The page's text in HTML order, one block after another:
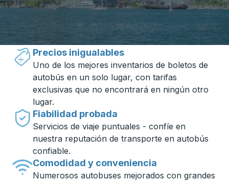
Viajar hecho simple con Trailways
Precios inigualables
Uno de los mejores inventarios de boletos de
autobús en un solo lugar, con tarifas
exclusivas que no encontrará en ningún otro
lugar.
Fiabilidad probada
Servicios de viaje puntuales - confíe en
nuestra reputación de transporte en autobús
confiable.
Comodidad y conveniencia
Numerosos autobuses mejorados con grandes